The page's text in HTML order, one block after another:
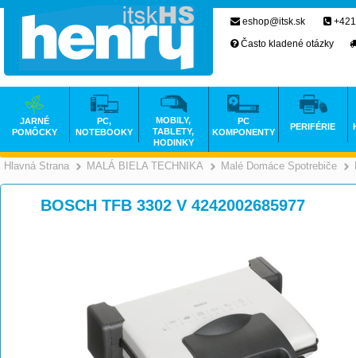
Hlavná Strana >
MALÁ BIELA TECHNIKA >
Malé Domáce Spotrebiče
BOSCH TFB 3302 V 4242002685977
eshop@itsk.sk
Často kladené otázky
JARNÉ
POMÔCKY
PC,
NOTEBOOKY
MOBILY,
TABLETY,
HODINKY
PC
KOMPONENTY
PERIFÉRIE